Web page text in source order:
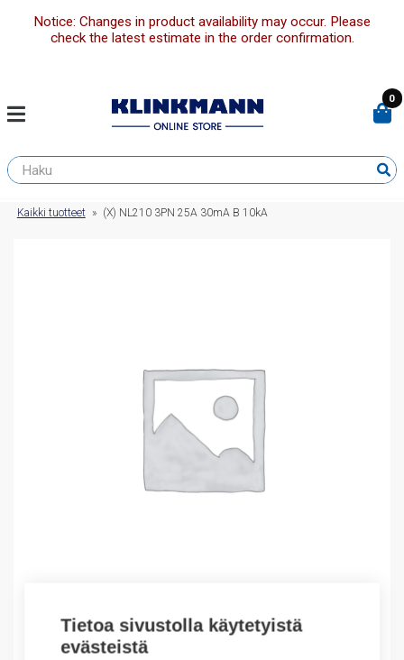
Tietoa sivustolla käytetyistä
evästeistä
Notice: Changes in product availability may occur. Please
check the latest estimate in the order confirmation.
0
Kaikki tuotteet » (X) NL210 3PN 25A 30mA B 10kA
Outlet – Erikoishinnat
(X) NL210 3PN 25A 30mA B 10kA